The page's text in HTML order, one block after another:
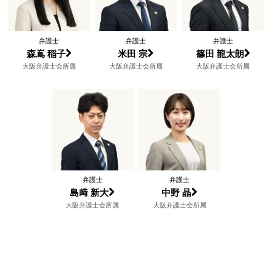
弁護士
森嶌 稲子
大阪弁護士会所属
弁護士
米田 宗
大阪弁護士会所属
弁護士
篠田 龍太朗
大阪弁護士会所属
弁護士
島﨑 新大
大阪弁護士会所属
弁護士
中野 晶
大阪弁護士会所属